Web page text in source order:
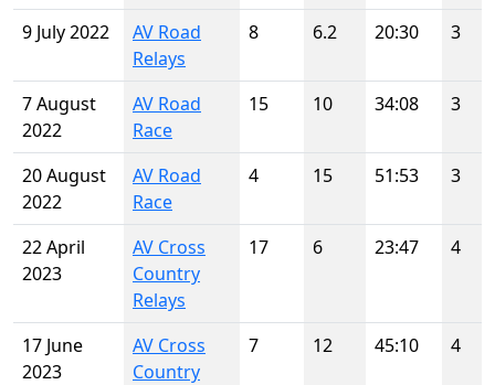
9 July 2022
AV Road
Relays
8 6.2 20:30 3
7 August
2022
AV Road
Race
15 10 34:08 3
20 August
2022
AV Road
Race
4 15 51:53 3
22 April
2023
AV Cross
Country
Relays
17 6 23:47 4
17 June
2023
AV Cross
Country
7 12 45:10 4